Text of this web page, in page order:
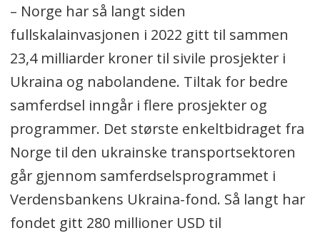
– Norge har så langt siden
fullskalainvasjonen i 2022 gitt til sammen
23,4 milliarder kroner til sivile prosjekter i
Ukraina og nabolandene. Tiltak for bedre
samferdsel inngår i flere prosjekter og
programmer. Det største enkeltbidraget fra
Norge til den ukrainske transportsektoren
går gjennom samferdselsprogrammet i
Verdensbankens Ukraina-fond. Så langt har
fondet gitt 280 millioner USD til